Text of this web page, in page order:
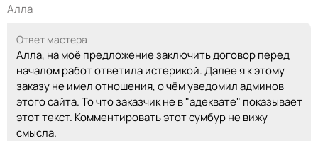
Алла
Ответ мастера
Алла, на моё предложение заключить договор перед
началом работ ответила истерикой. Далее я к этому
заказу не имел отношения, о чём уведомил админов
этого сайта. То что заказчик не в "адеквате" показывает
этот текст. Комментировать этот сумбур не вижу
смысла.